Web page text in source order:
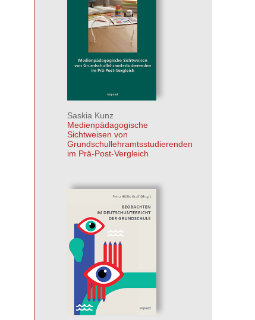
Saskia Kunz
Medienpädagogische
Sichtweisen von
Grundschullehramtsstudierenden
im Prä-Post-Vergleich